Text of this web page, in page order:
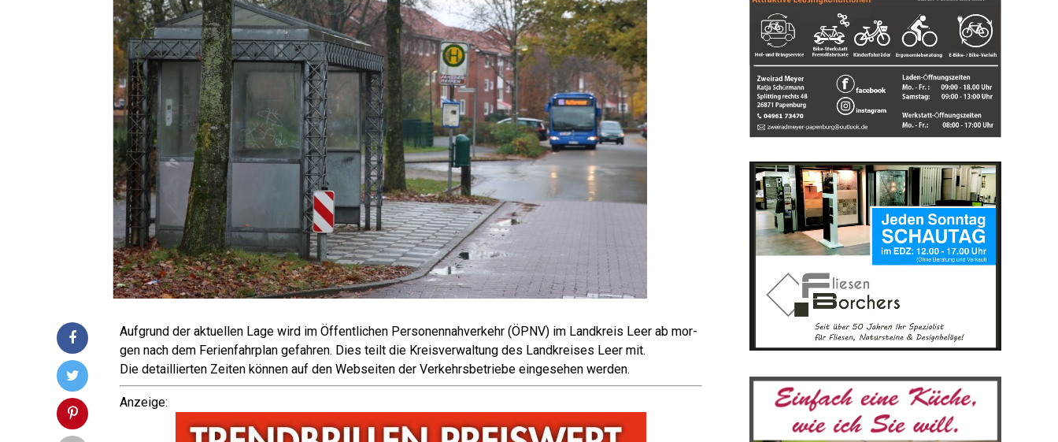
Auf­grund der aktu­el­len Lage wird im Öffent­li­chen Per­so­nen­nah­ver­kehr (ÖPNV) im Land­kreis Leer ab mor­
gen nach dem Feri­en­fahr­plan gefah­ren. Dies teilt die Kreis­ver­wal­tung des Land­krei­ses Leer mit.
Die detail­lier­ten Zei­ten kön­nen auf den Web­sei­ten der Ver­kehrs­be­trie­be ein­ge­se­hen werden.
Anzei­ge: